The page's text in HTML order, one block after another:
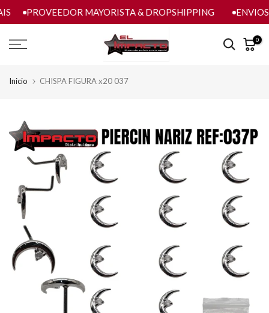
saltar
al
contenido
PROVEEDOR MAYORISTA & DROPSHIPPING ENVIOS
0
Inicio CHISPA FIGURA x20 037